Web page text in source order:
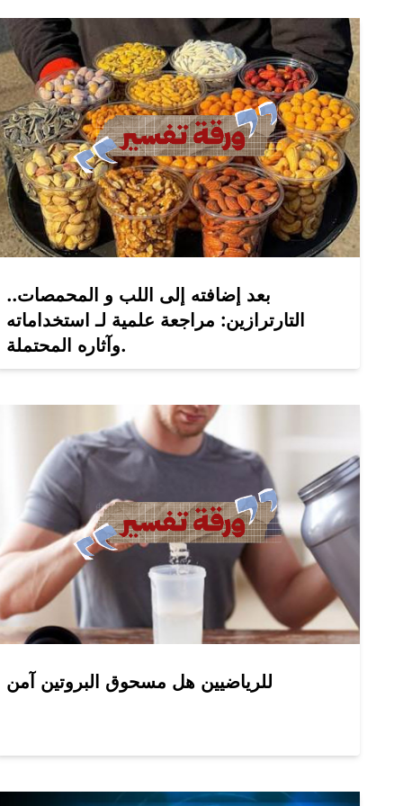
بعد إضافته إلى اللب و المحمصات..
التارترازين: مراجعة علمية لـ استخداماته
وآثاره المحتملة.
للرياضيين هل مسحوق البروتين آمن